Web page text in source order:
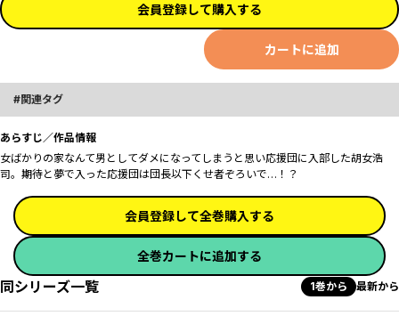
会員登録して購入する
カートに追加
関連タグ
あらすじ／作品情報
女ばかりの家なんて男としてダメになってしまうと思い応援団に入部した胡女浩
司。期待と夢で入った応援団は団長以下くせ者ぞろいで…！？
会員登録して全巻購入する
全巻カートに追加する
同シリーズ一覧 1巻から 最新から